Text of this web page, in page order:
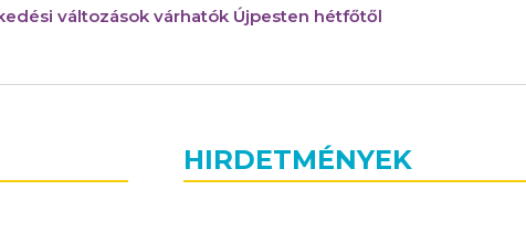
változások várhatók Újpesten hétfőtől
HIRDETMÉNYEK